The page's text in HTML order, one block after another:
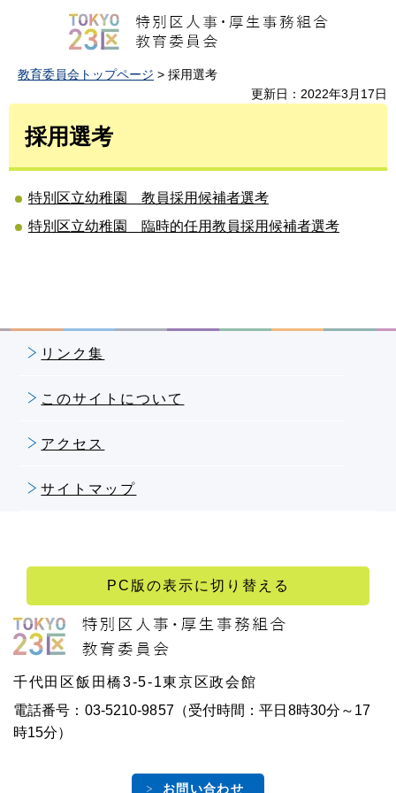
教育委員会トップページ > 採用選考
更新日：2022年3月17日
採用選考
特別区立幼稚園 教員採用候補者選考
特別区立幼稚園 臨時的任用教員採用候補者選考
リンク集
このサイトについて
アクセス
サイトマップ
PC版の表示に切り替える
千代田区飯田橋3-5-1東京区政会館
電話番号：03-5210-9857（受付時間：平日8時30分～17
時15分）
お問い合わせ